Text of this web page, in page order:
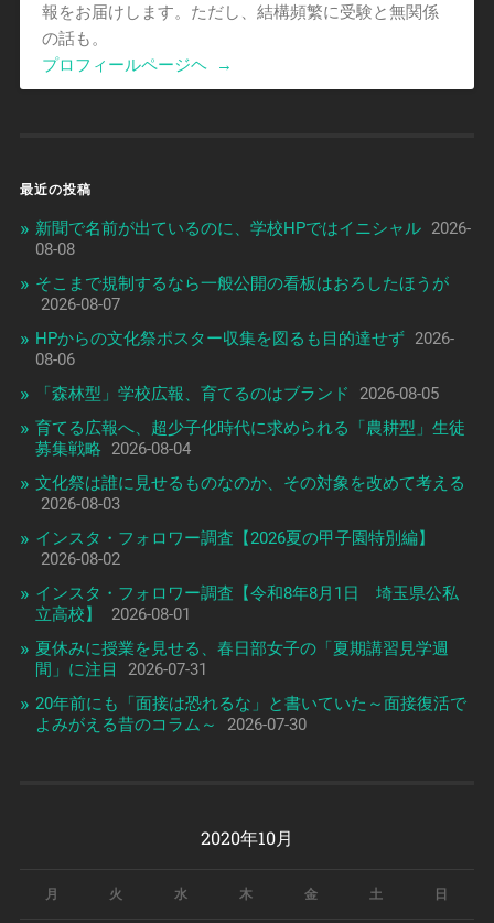
報をお届けします。ただし、結構頻繁に受験と無関係
の話も。
プロフィールページヘ
→
最近の投稿
新聞で名前が出ているのに、学校HPではイニシャル 2026-
08-08
そこまで規制するなら一般公開の看板はおろしたほうが
2026-08-07
HPからの文化祭ポスター収集を図るも目的達せず 2026-
08-06
「森林型」学校広報、育てるのはブランド
2026-08-05
育てる広報へ、超少子化時代に求められる「農耕型」生徒
募集戦略
2026-08-04
文化祭は誰に見せるものなのか、その対象を改めて考える
2026-08-03
インスタ・フォロワー調査【2026夏の甲子園特別編】
2026-08-02
インスタ・フォロワー調査【令和8年8月1日 埼玉県公私
立高校】
2026-08-01
夏休みに授業を見せる、春日部女子の「夏期講習見学週
間」に注目
2026-07-31
20年前にも「面接は恐れるな」と書いていた～面接復活で
よみがえる昔のコラム～
2026-07-30
2020年10月
月 火 水 木 金 土 日